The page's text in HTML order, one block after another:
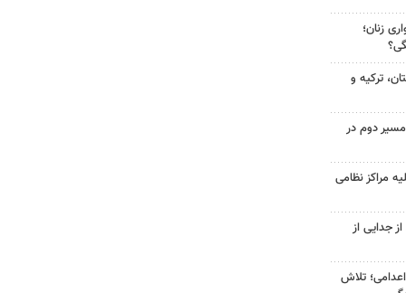
زنان؛
ترکیه و
دوم در
مراکز نظامی
جدایی از
تلاش